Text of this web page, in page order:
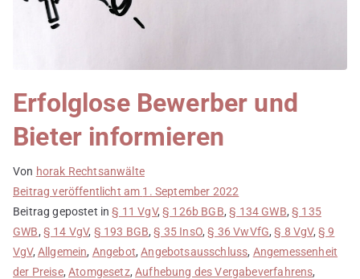
Erfolglose Bewerber und
Bieter informieren
Von horak Rechtsanwälte
Beitrag veröffentlicht am 1. September 2022
Beitrag gepostet in§ 11 VgV,§ 126b BGB,§ 134 GWB,§ 135
GWB, § 14 VgV, § 193 BGB,§ 35 InsO,§ 36 VwVfG,§ 8 VgV, § 9
VgV, Allgemein, Angebot,Angebotsausschluss, Angemessenheit
der Preise,Atomgesetz,Aufhebung des Vergabeverfahrens,